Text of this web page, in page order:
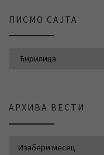
ПИСМО САЈТА
АРХИВА ВЕСТИ